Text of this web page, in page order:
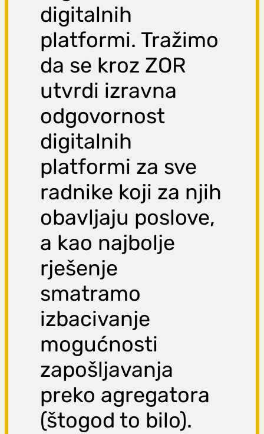
digitalnih
platformi. Tražimo
da se kroz ZOR
utvrdi izravna
odgovornost
digitalnih
platformi za sve
radnike koji za njih
obavljaju poslove,
a kao najbolje
rješenje
smatramo
izbacivanje
mogućnosti
zapošljavanja
preko agregatora
(štogod to bilo).